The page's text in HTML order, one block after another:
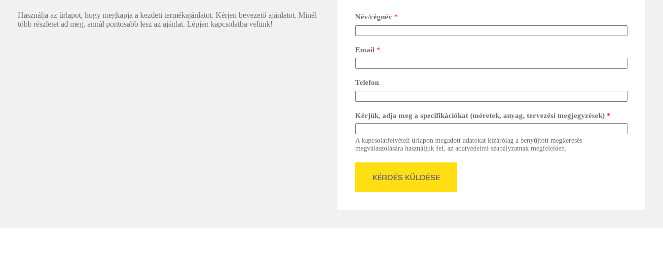
Használja az űrlapot, hogy megkapja a kezdeti termékajánlatot. Kérjen bevezető ajánlatot. Minél
több részletet ad meg, annál pontosabb lesz az ajánlat. Lépjen kapcsolatba velünk!
Név/cégnév *
Email *
Telefon
Kérjük, adja meg a specifikációkat (méretek, anyag, tervezési megjegyzések) *
A kapcsolatfelvételi űrlapon megadott adatokat kizárólag a benyújtott megkeresés
megválaszolására használjuk fel, az adatvédelmi szabályzatnak megfelelően.
KÉRDÉS KÜLDÉSE